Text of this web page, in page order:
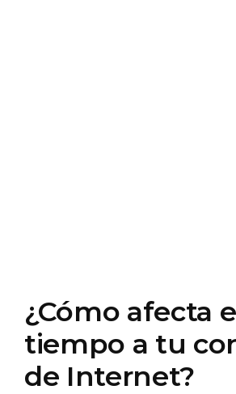
¿Cómo afecta
tiempo a tu
de Internet?